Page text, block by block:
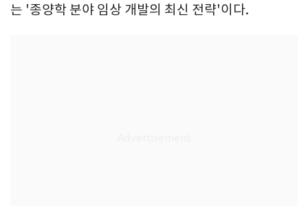
는 '종양학 분야 임상 개발의 최신 전략'이다.